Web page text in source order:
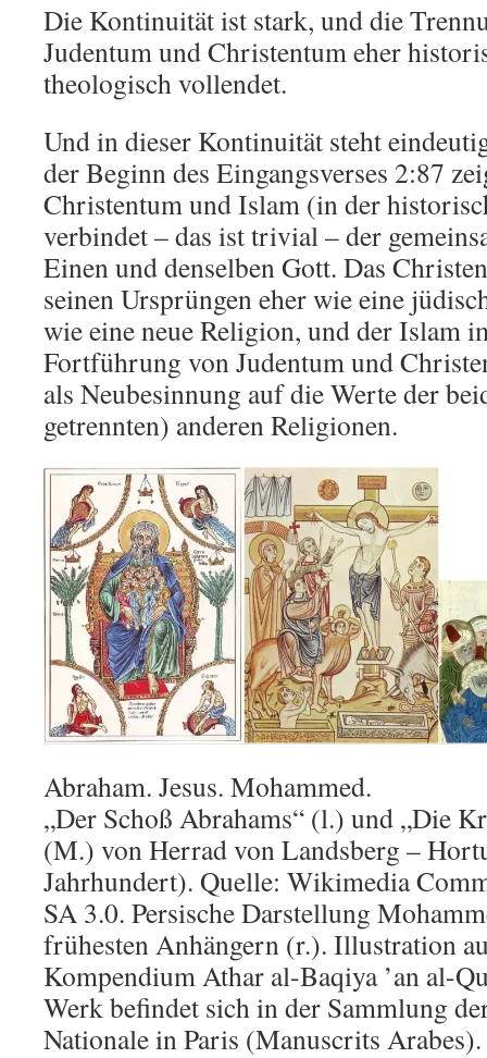
Die Kontinuität ist stark, und die
Judentum und Christentum eher
theologisch vollendet.
Und in dieser Kontinuität steht
der Beginn des Eingangsverses 2:87
Christentum und Islam (in der
verbindet – das ist trivial – der
Einen und denselben Gott. Das
seinen Ursprüngen eher wie eine
wie eine neue Religion, und der Islam
Fortführung von Judentum und
als Neubesinnung auf die Werte der
getrennten) anderen Religionen.
Abraham. Jesus. Mohammed.
„Der Schoß Abrahams“ (l.) und „Die
(M.) von Herrad von Landsberg –
Jahrhundert). Quelle: Wikimedia
SA 3.0. Persische Darstellung
frühesten Anhängern (r.). Illustration
Kompendium Athar al-Baqiya ’an al-
Werk befindet sich in der Sammlung
Nationale in Paris (Manuscrits